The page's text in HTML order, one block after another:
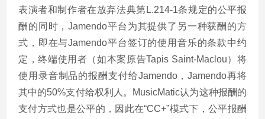
表演者和制作者在放弃法典第L.214-1条规定的公平报
酬的同时，Jamendo平台为其提供了另一种获酬的方
式，即在与Jamendo平台签订的使用音乐的条款中约
定，终端使用者（如本案原告Tapis Saint-Maclou）将
使用录音制品的报酬支付给Jamendo，Jamendo再将
其中的50%支付给权利人。MusicMatic认为这种报酬的
支付方式也是公平的，因此在“CC+”模式下，公平报酬